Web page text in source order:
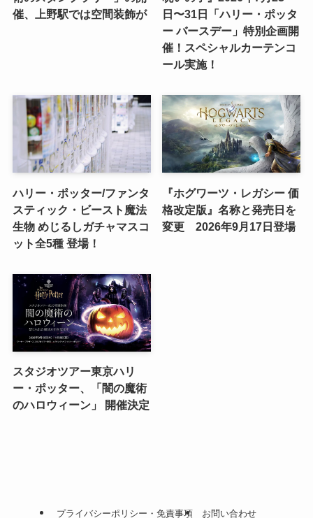
催、上野駅では空間装飾が
日〜31日「ハリー・ポッタ
ー バースデー」特別企画開
催！スペシャルカーテンコ
ール実施！
ハリー・ポッター/ファンタ
スティック・ビースト魔法
生物 めじるしガチャマスコ
ット全5種 登場！
『ホグワーツ・レガシー 価
格改定版』名称と発売日を
変更 2026年9月17日登場
スタジオツアー東京ハリ
ー・ポッター、「闇の魔術
のハロウィーン」 開催決定
プライバシーポリシー・免責事項 お問い合わせ